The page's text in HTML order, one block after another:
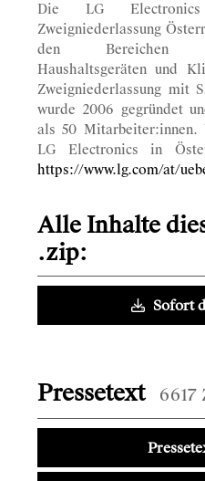
Die LG Electronics
Zweigniederlassung
den Bereichen
Haushaltsgeräten und
Zweigniederlassung mit
wurde 2006 gegründet
als 50 Mitarbeiter:innen.
LG Electronics in
https://www.lg.com/at/
Alle Inhalte
.zip:
Sofort
Pressetext 6617